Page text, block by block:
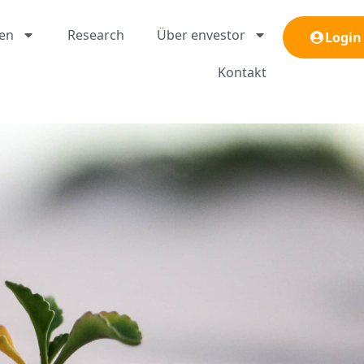
Research Über envestor
Kontakt
Login